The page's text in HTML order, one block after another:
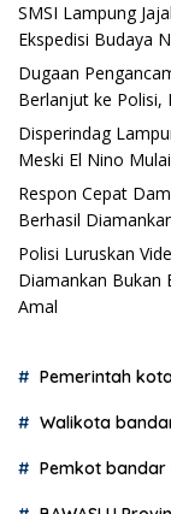
SMSI Lampung
Ekspedisi Budaya
Dugaan
Berlanjut ke Polisi,
Disperindag
Meski El Nino
Respon Cepat
Berhasil
Polisi Luruskan
Diamankan Bukan
Amal
Pemerintah
Walikota
Pemkot bandar